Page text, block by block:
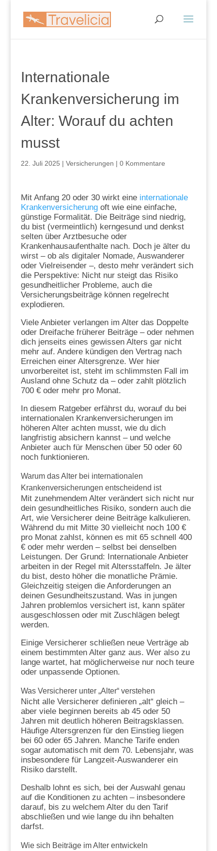
Internationale
Krankenversicherung im
Alter: Worauf du achten
musst
22. Juli 2025 | Versicherungen | 0 Kommentare
Mit Anfang 20 oder 30 wirkt eine internationale
Krankenversicherungoft wie eine einfache,
günstige Formalität. Die Beiträge sind niedrig,
du bist (vermeintlich) kerngesund und denkst
selten über Arztbesuche oder
Krankenhausaufenthalte nach. Doch je älter du
wirst – ob als digitaler Nomade, Auswanderer
oder Vielreisender –, desto mehr verändert sich
die Perspektive: Nicht nur steigt das Risiko
gesundheitlicher Probleme, auch die
Versicherungsbeiträge können regelrecht
explodieren.
Viele Anbieter verlangen im Alter das Doppelte
oder Dreifache früherer Beiträge – oder nehmen
dich jenseits eines gewissen Alters gar nicht
mehr auf. Andere kündigen den Vertrag nach
Erreichen einer Altersgrenze. Wer hier
unvorbereitet ist, steht im schlimmsten Fall im
Ausland ohne Schutz da – oder zahlt plötzlich
700 € oder mehr pro Monat.
In diesem Ratgeber erfährst du, worauf du bei
internationalen Krankenversicherungen im
höheren Alter achten musst, wie du dich
langfristig absichern kannst – und welche
Anbieter auch für Menschen über 50 oder 60
noch funktionieren.
Warum das Alter bei internationalen
Krankenversicherungen entscheidend ist
Mit zunehmendem Alter verändert sich nicht nur
dein gesundheitliches Risiko, sondern auch die
Art, wie Versicherer deine Beiträge kalkulieren.
Während du mit Mitte 30 vielleicht noch 100 €
pro Monat zahlst, können es mit 65 schnell 400
€ oder mehr werden – selbst bei denselben
Leistungen. Der Grund: Internationale Anbieter
arbeiten in der Regel mit Altersstaffeln. Je älter
du bist, desto höher die monatliche Prämie.
Gleichzeitig steigen die Anforderungen an
deinen Gesundheitszustand. Was in jungen
Jahren problemlos versichert ist, kann später
ausgeschlossen oder mit Zuschlägen belegt
werden.
Einige Versicherer schließen neue Verträge ab
einem bestimmten Alter ganz aus. Wer also zu
lange wartet, hat möglicherweise nur noch teure
oder unpassende Optionen.
Was Versicherer unter „Alter“ verstehen
Nicht alle Versicherer definieren „alt“ gleich –
aber viele beginnen bereits ab 45 oder 50
Jahren mit deutlich höheren Beitragsklassen.
Häufige Altersgrenzen für den Einstieg liegen
bei 60 oder 65 Jahren. Manche Tarife enden
sogar automatisch mit dem 70. Lebensjahr, was
insbesondere für Langzeit-Auswanderer ein
Risiko darstellt.
Deshalb lohnt es sich, bei der Auswahl genau
auf die Konditionen zu achten – insbesondere
darauf, bis zu welchem Alter du den Tarif
abschließen und wie lange du ihn behalten
darfst.
Wie sich Beiträge im Alter entwickeln